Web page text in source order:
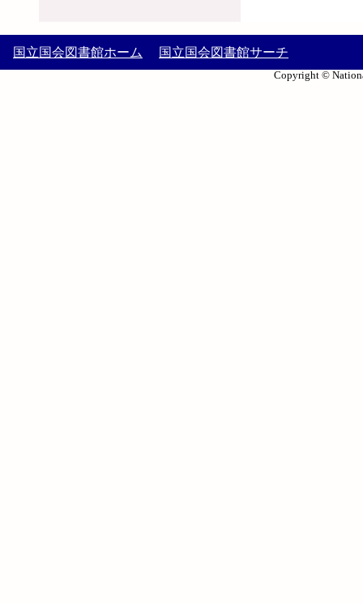
国立国会図書館ホーム 国立国会図書館サーチ
Copyright ©